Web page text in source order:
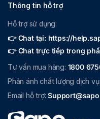
Thông tin hỗ trợ
Hỗ trợ sử dụng:
👉 Chat tại: https://
👉 Chat trực tiếp trong
Tư vấn mua hàng: 1800
Phản ánh chất lượng dịch
Email hỗ trợ: